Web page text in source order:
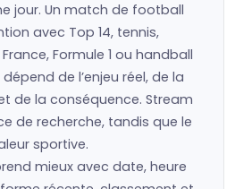
jour. Un match de football
avec Top 14, tennis,
Formule 1 ou handball
de l’enjeu réel, de la
de la conséquence. Stream
de recherche, tandis que le
sportive.
mieux avec date, heure